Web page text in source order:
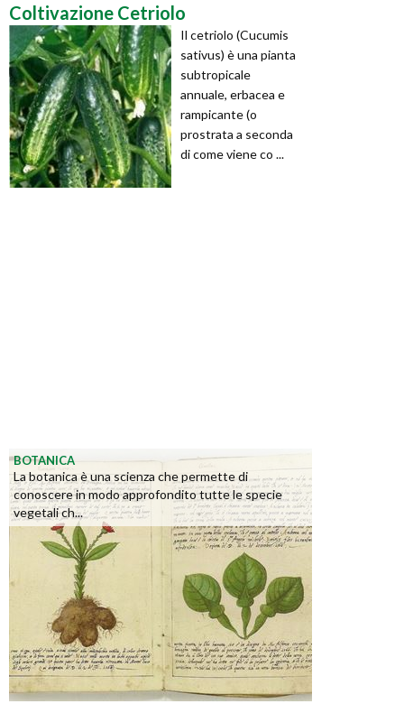
Coltivazione Cetriolo
Il cetriolo (Cucumis
sativus) è una pianta
subtropicale
annuale, erbacea e
rampicante (o
prostrata a seconda
di come viene co ...
BOTANICA
La botanica è una scienza che permette di
conoscere in modo approfondito tutte le specie
vegetali ch...